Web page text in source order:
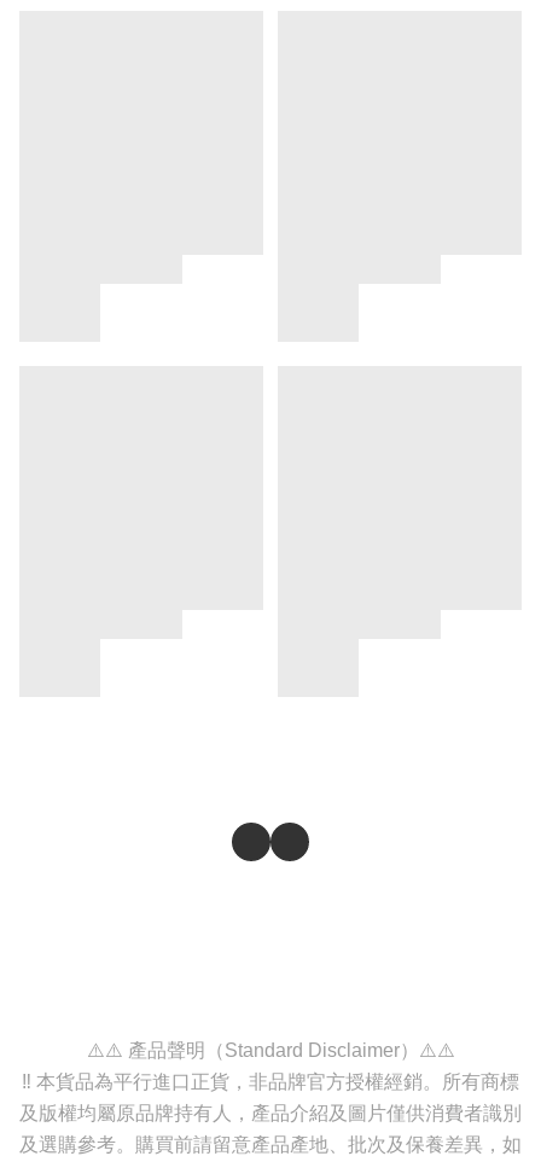
⚠️⚠️ 產品聲明（Standard Disclaimer）⚠️⚠️
‼️ 本貨品為平行進口正貨，非品牌官方授權經銷。所有商標
及版權均屬原品牌持有人，產品介紹及圖片僅供消費者識別
及選購參考。購買前請留意產品產地、批次及保養差異，如